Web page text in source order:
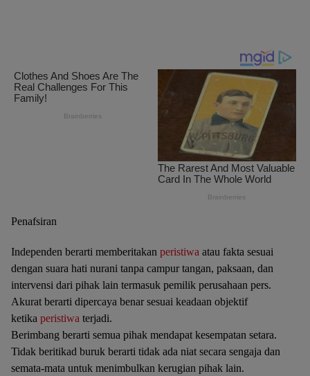
Penafsiran
Independen berarti memberitakan peristiwa atau fakta sesuai
dengan suara hati nurani tanpa campur tangan, paksaan, dan
intervensi dari pihak lain termasuk pemilik perusahaan pers.
Akurat berarti dipercaya benar sesuai keadaan objektif
ketika peristiwa terjadi.
Berimbang berarti semua pihak mendapat kesempatan setara.
Tidak beritikad buruk berarti tidak ada niat secara sengaja dan
semata-mata untuk menimbulkan kerugian pihak lain.